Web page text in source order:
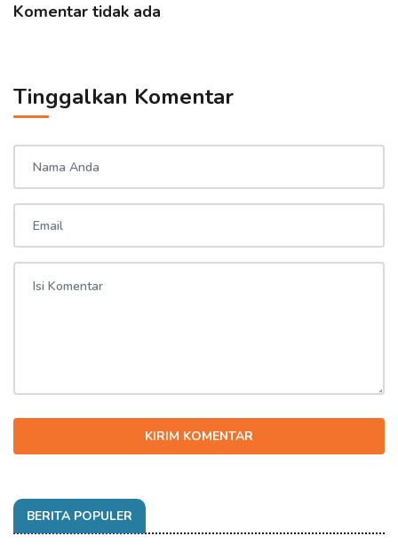
Komentar tidak ada
Tinggalkan Komentar
KIRIM KOMENTAR
BERITA POPULER